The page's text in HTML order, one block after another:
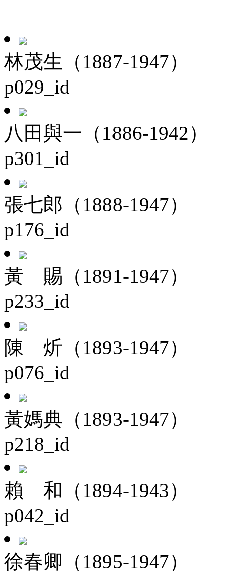
林茂生（1887-1947）
p029_id
八田與一（1886-1942）
p301_id
張七郎（1888-1947）
p176_id
黃 賜（1891-1947）
p233_id
陳 炘（1893-1947）
p076_id
黃媽典（1893-1947）
p218_id
賴 和（1894-1943）
p042_id
徐春卿（1895-1947）